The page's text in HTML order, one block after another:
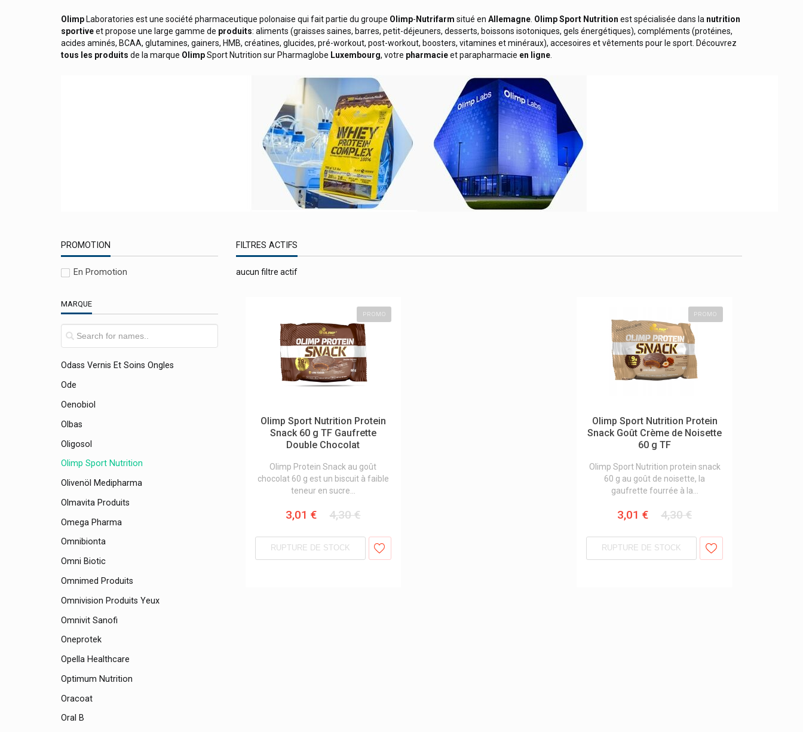
Olimp Laboratories est une société pharmaceutique polonaise qui fait partie du groupe Olimp- Nutrifarm situé en Allemagne OlimpSport Nutrition est spécialisée dans la nutrition
sportiveet propose une large gamme de produits: aliments (graisses saines, barres, petit-déjeuners, desserts, boissons isotoniques, gels énergétiques), compléments (protéines,
acides aminés, BCAA, glutamines, gainers, HMB, créatines, glucides, pré-workout, post-workout, boosters, vitamines et minéraux), accesoires et vêtements pour le sport. Découvrez
tous les produits de la marque OlimpSport Nutrition sur Pharmaglobe Luxembourg, votre pharmacieet parapharmacie en ligne
PROMOTION
En Promotion
MARQUE
Nuby
Nuque
Nuxe - Produits Visage Et Corps Nuxe
Nvive Estomac Léger
O-Pur
Oceanpharma Spirularin
Ocuvers
Odass Vernis Et Soins Ongles
Ode
Oenobiol
Olbas
Oligosol
Olimp Sport Nutrition
Olivenöl Medipharma
Olmavita Produits
Omega Pharma
Omnibionta
Omni Biotic
Omnimed Produits
Omnivision Produits Yeux
Omnivit Sanofi
Oneprotek
Opella Healthcare
Optimum Nutrition
Oracoat
Oral B
FILTRES ACTIFS
aucun filtre actif
PROMO
Olimp Sport Nutrition Protein
Snack 60 g TF Gaufrette
Double Chocolat
Olimp Protein Snack au goût
chocolat 60 g est un biscuit à faible
teneur en sucre...
3,01 € 4,30 €
RUPTURE DE STOCK
PROMO
Olimp Sport Nutrition Protein
Snack Goût Crème de Noisette
60 g TF
Olimp Sport Nutrition protein snack
60 g au goût de noisette, la
gaufrette fourrée à la...
3,01 € 4,30 €
RUPTURE DE STOCK